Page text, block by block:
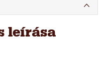
leírása